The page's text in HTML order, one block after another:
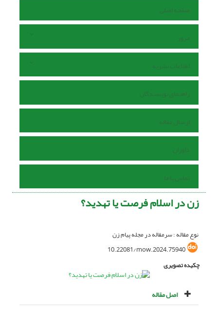
صفحه اصلی
مرور
اطلاعات نشریه
راهنمای نویسندگان
ارسال مقاله
داوران
تماس با ما
زن در اسلام فرصت یا تهدید؟
نوع مقاله : سرمقاله در مجله پیام زن
10.22081/mow.2024.75940
چکیده تصویری
اصل مقاله